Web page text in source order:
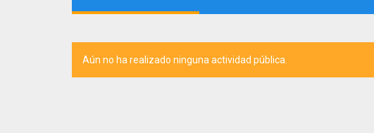
Aún no ha realizado ninguna actividad pública.